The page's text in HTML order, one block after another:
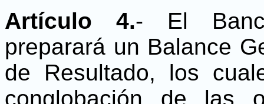
Artículo 4.- El
preparará un Balance
de Resultado, los
conglobación de las